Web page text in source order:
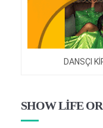
DANSÇI
SHOW LİFE